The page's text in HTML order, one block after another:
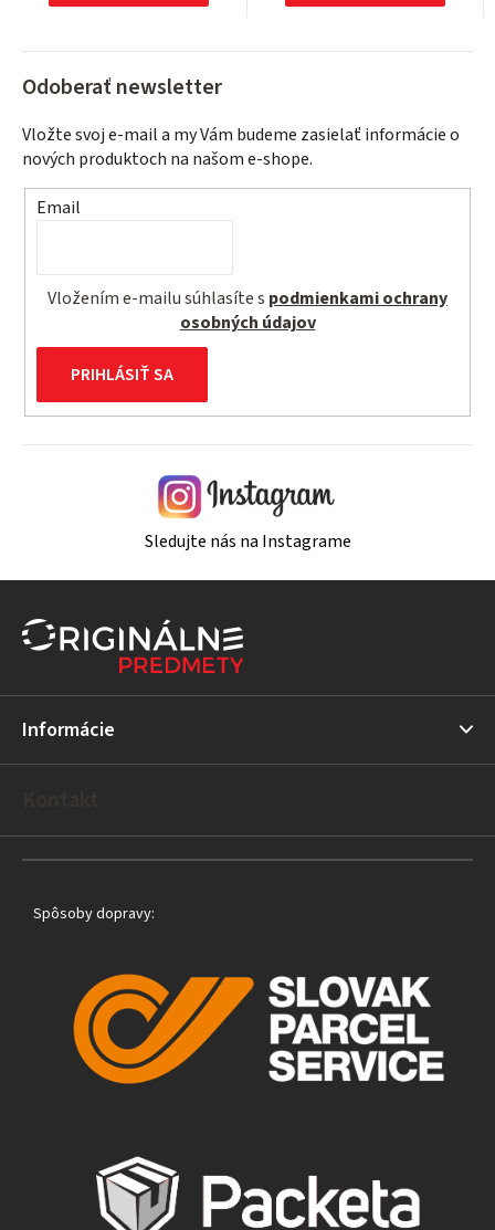
Odoberať newsletter
Vložte svoj e-mail a my Vám budeme zasielať informácie o
nových produktoch na našom e-shope.
Email
Vložením e-mailu súhlasíte s podmienkami ochrany
osobných údajov
PRIHLÁSIŤ SA
Sledujte nás na Instagrame
ä
i
Informácie
Spôsoby dopravy: